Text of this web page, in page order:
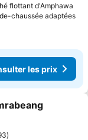
flottant d'Amphawa
chaussée adaptées
les prix
favoris